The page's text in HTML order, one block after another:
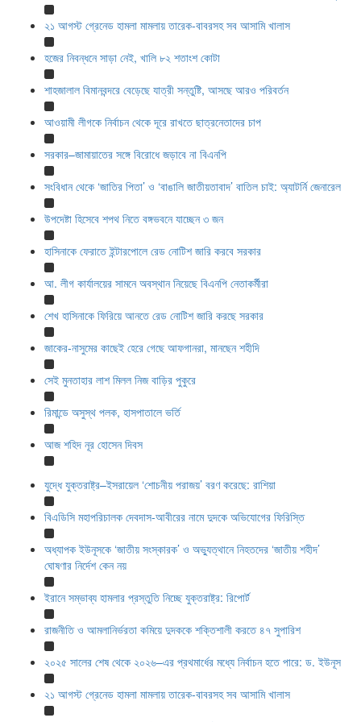
২১ আগস্ট গ্রেনেড হামলা মামলায় তারেক-বাবরসহ সব আসামি খালাস
হজের নিবন্ধনে সাড়া নেই, খালি ৮২ শতাংশ কোটা
শাহজালাল বিমানবন্দরে বেড়েছে যাত্রী সন্তুষ্টি, আসছে আরও পরিবর্তন
আওয়ামী লীগকে নির্বাচন থেকে দূরে রাখতে ছাত্রনেতাদের চাপ
সরকার–জামায়াতের সঙ্গে বিরোধে জড়াবে না বিএনপি
সংবিধান থেকে ‘জাতির পিতা’ ও ‘বাঙালি জাতীয়তাবাদ’ বাতিল চাই: অ্যাটর্নি জেনারেল
উপদেষ্টা হিসেবে শপথ নিতে বঙ্গভবনে যাচ্ছেন ৩ জন
হাসিনাকে ফেরাতে ইন্টারপোলে রেড নোটিশ জারি করবে সরকার
আ. লীগ কার্যালয়ের সামনে অবস্থান নিয়েছে বিএনপি নেতাকর্মীরা
শেখ হাসিনাকে ফিরিয়ে আনতে রেড নোটিশ জারি করছে সরকার
জাকের-নাসুমের কাছেই হেরে গেছে আফগানরা, মানছেন শহীদি
সেই মুনতাহার লাশ মিলল নিজ বাড়ির পুকুরে
রিমান্ডে অসুস্থ পলক, হাসপাতালে ভর্তি
আজ শহিদ নূর হোসেন দিবস
যুদ্ধে যুক্তরাষ্ট্র–ইসরায়েল ‘শোচনীয় পরাজয়’ বরণ করেছে: রাশিয়া
বিএডিসি মহাপরিচালক দেবদাস-আবীরের নামে দুদকে অভিযোগের ফিরিস্তি
অধ্যাপক ইউনূসকে ‘জাতীয় সংস্কারক’ ও অভ্যুত্থানে নিহতদের ‘জাতীয় শহীদ’
ঘোষণার নির্দেশ কেন নয়
ইরানে সম্ভাব্য হামলার প্রস্তুতি নিচ্ছে যুক্তরাষ্ট্র: রিপোর্ট
রাজনীতি ও আমলানির্ভরতা কমিয়ে দুদককে শক্তিশালী করতে ৪৭ সুপারিশ
২০২৫ সালের শেষ থেকে ২০২৬–এর প্রথমার্ধের মধ্যে নির্বাচন হতে পারে: ড. ইউনূস
২১ আগস্ট গ্রেনেড হামলা মামলায় তারেক-বাবরসহ সব আসামি খালাস